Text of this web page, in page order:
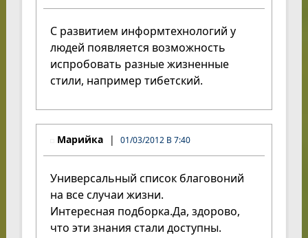
С развитием информтехнологий у
людей появляется возможность
испробовать разные жизненные
стили, например тибетский.
Марийка 01/03/2012 В 7:40
Универсальный список благовоний
на все случаи жизни.
Интересная подборка.Да, здорово,
что эти знания стали доступны.